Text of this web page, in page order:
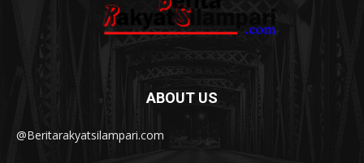
ABOUT US
@Beritarakyatsilampari.com